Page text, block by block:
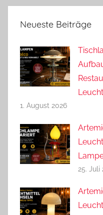
Neueste Beiträge
1. August 2026
25. Juli